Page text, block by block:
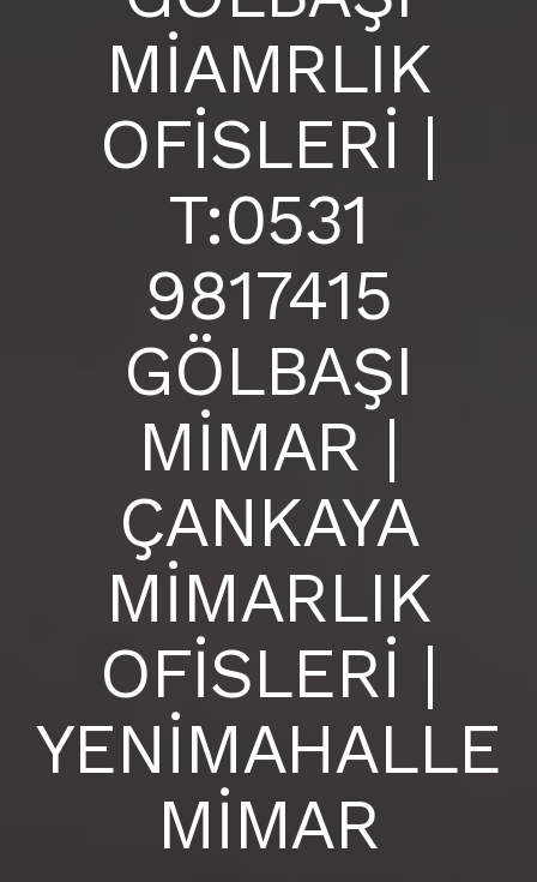
ANKARA İÇ MİMARLIK OFİSİ |
MİAMRLIK
OFİSLERİ |
T:0531
9817415
GÖLBAŞI
MİMAR |
ÇANKAYA
MİMARLIK
OFİSLERİ |
YENİMAHALLE
MİMAR